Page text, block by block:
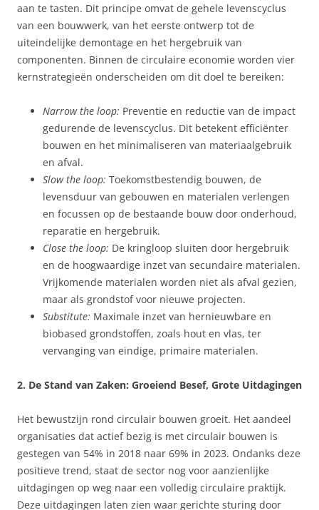
aan te tasten. Dit principe omvat de gehele levenscyclus
van een bouwwerk, van het eerste ontwerp tot de
uiteindelijke demontage en het hergebruik van
componenten. Binnen de circulaire economie worden vier
kernstrategieën onderscheiden om dit doel te bereiken:
Narrow the loop: Preventie en reductie van de impact
gedurende de levenscyclus. Dit betekent efficiënter
bouwen en het minimaliseren van materiaalgebruik
en afval.
Slow the loop: Toekomstbestendig bouwen, de
levensduur van gebouwen en materialen verlengen
en focussen op de bestaande bouw door onderhoud,
reparatie en hergebruik.
Close the loop: De kringloop sluiten door hergebruik
en de hoogwaardige inzet van secundaire materialen.
Vrijkomende materialen worden niet als afval gezien,
maar als grondstof voor nieuwe projecten.
Substitute: Maximale inzet van hernieuwbare en
biobased grondstoffen, zoals hout en vlas, ter
vervanging van eindige, primaire materialen.
2. De Stand van Zaken: Groeiend Besef, Grote Uitdagingen
Het bewustzijn rond circulair bouwen groeit. Het aandeel
organisaties dat actief bezig is met circulair bouwen is
gestegen van 54% in 2018 naar 69% in 2023. Ondanks deze
positieve trend, staat de sector nog voor aanzienlijke
uitdagingen op weg naar een volledig circulaire praktijk.
Deze uitdagingen laten zien waar gerichte sturing door